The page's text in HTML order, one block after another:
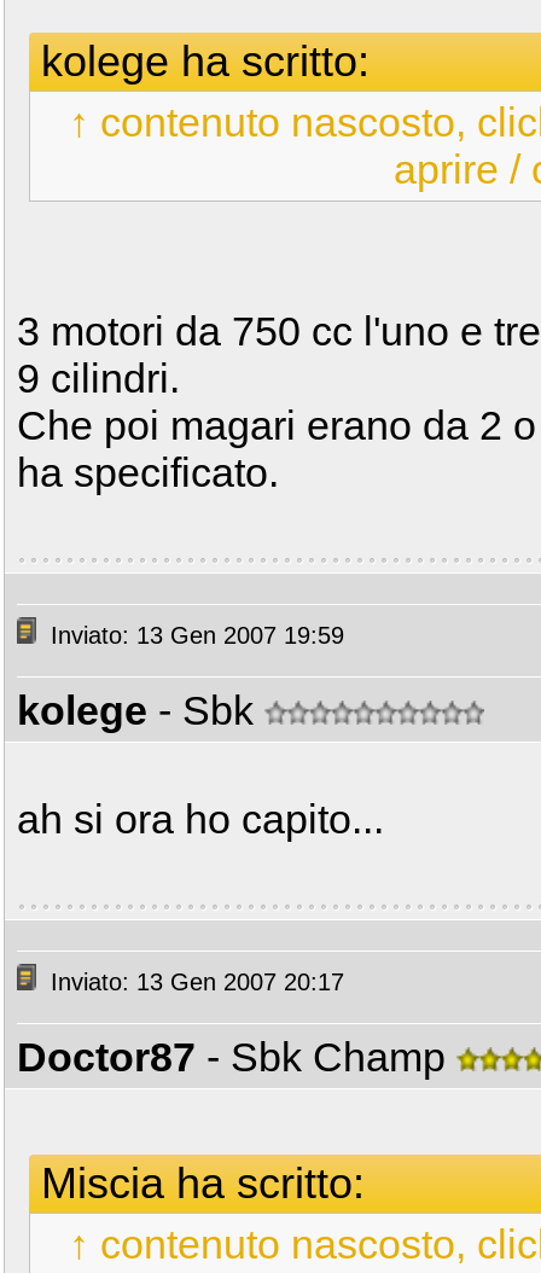
kolege ha scritto:
↑ contenuto nascosto,
aprire /
3 motori da 750 cc l'uno e
9 cilindri.
Che poi magari erano da 2
ha specificato.
Inviato: 13 Gen 2007 19:59
kolege - Sbk
ah si ora ho capito...
Inviato: 13 Gen 2007 20:17
Doctor87 - Sbk Champ
Miscia ha scritto:
↑ contenuto nascosto,